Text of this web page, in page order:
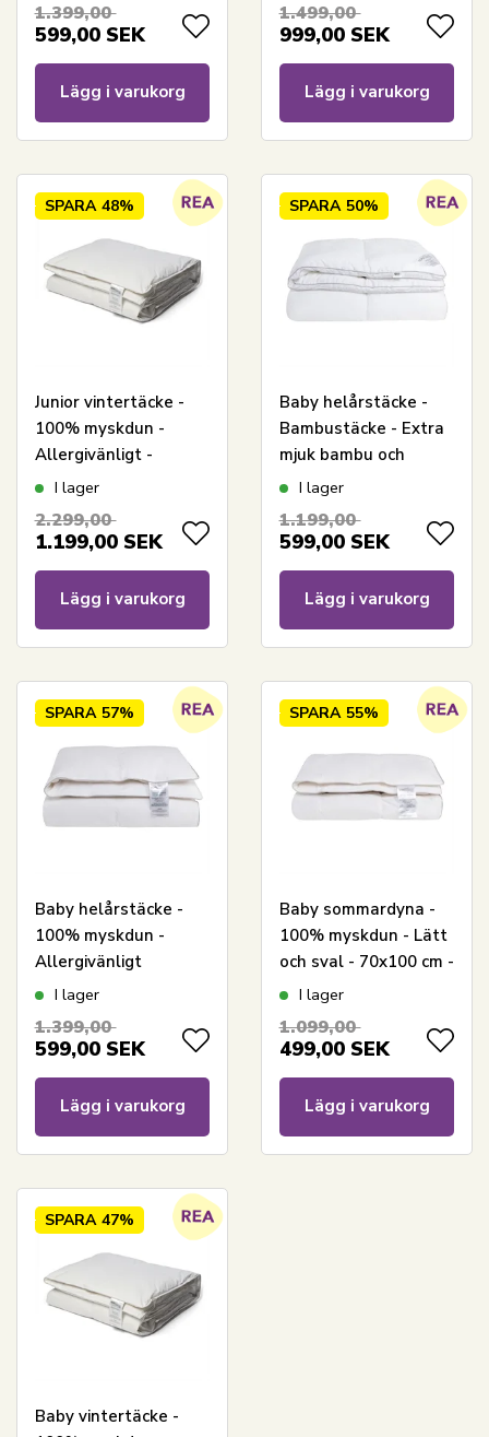
1.399,00
599,00 SEK
Lägg i varukorg
Home bolltäcke
1.499,00
999,00 SEK
Lägg i varukorg
SPARA 48%
Junior vintertäcke -
100% myskdun -
Allergivänligt -
100x140 cm -
I lager
2.299,00
1.199,00 SEK
Lägg i varukorg
SPARA 50%
Baby helårstäcke -
Bambustäcke - Extra
mjuk bambu och
dunfiber -
cm - Nordstrand
I lager
1.199,00
599,00 SEK
Lägg i varukorg
SPARA 57%
Baby helårstäcke -
100% myskdun -
Allergivänligt
duntäcke - 70x100 cm
babytäcke
I lager
1.399,00
599,00 SEK
Lägg i varukorg
SPARA 55%
Baby sommardyna -
100% myskdun - Lätt
och sval - 70x100 cm -
Nordstrand Home
I lager
1.099,00
499,00 SEK
Lägg i varukorg
SPARA 47%
Baby vintertäcke -